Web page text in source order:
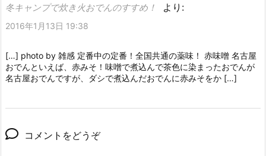
冬キャンプで炊き火おでんのすすめ！ より:
2016年1月13日 19:38
[…] photo by 雑感 定番中の定番！全国共通の薬味！ 赤味噌 名古屋
おでんといえば、赤みそ！味噌で煮込んで茶色に染まったおでんが
名古屋おでんですが、ダシで煮込んだおでんに赤みそをか […]
コメントをどうぞ